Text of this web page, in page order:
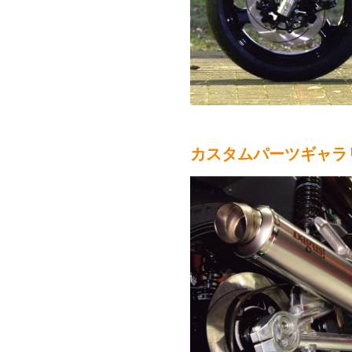
カスタムパーツギャラ